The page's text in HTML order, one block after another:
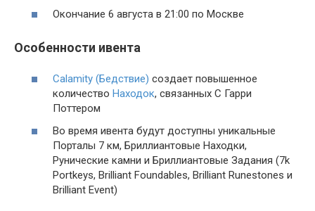
Окончание 6 августа в 21:00 по Москве
Особенности ивента
Calamity (Бедствие) создает повышенное
количество Находок, связанных С Гарри
Поттером
Во время ивента будут доступны уникальные
Порталы 7 км, Бриллиантовые Находки,
Рунические камни и Бриллиантовые Задания (7k
Portkeys, Brilliant Foundables, Brilliant Runestones и
Brilliant Event)